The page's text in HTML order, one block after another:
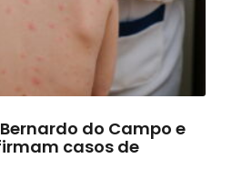
do Campo e
casos de